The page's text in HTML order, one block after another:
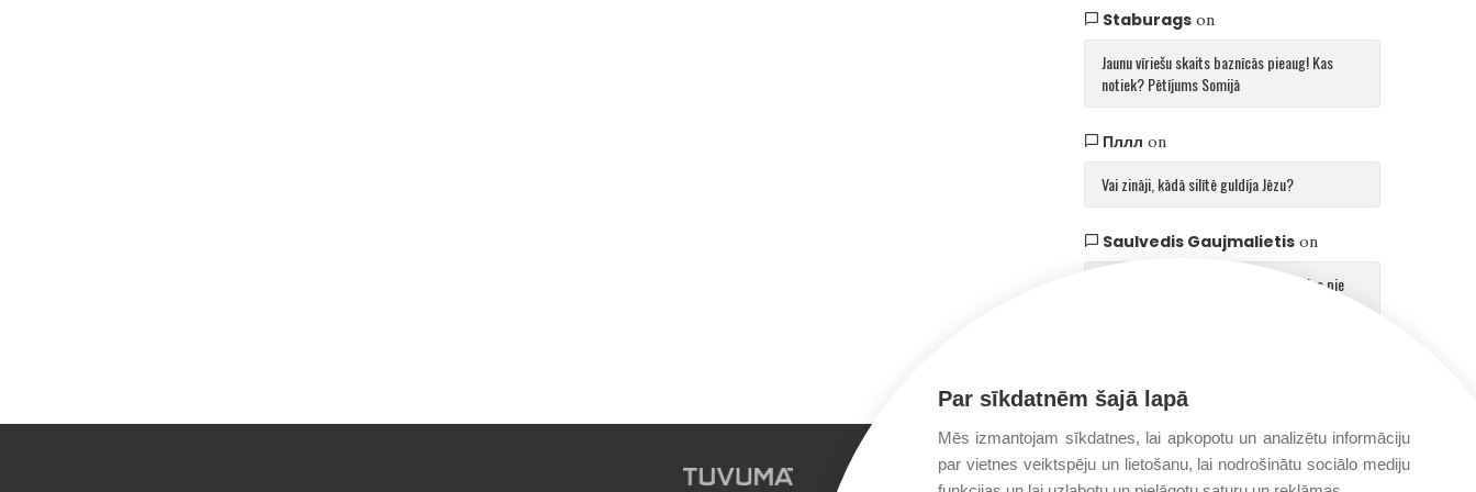
Staburagson
Jaunu vīriešu skaits baznīcās pieaug! Kas
notiek? Pētījums Somijā
Пллл on
Vai zināji, kādā silītē guldīja Jēzu?
Saulvedis Gaujmalietison
Arhibīskaps Aglonā mudina atgriezties pie
Par sīkdatnēm šajā lapā
Mēs izmantojam sīkdatnes, lai apkopotu un analizētu informāciju
par vietnes veiktspēju un lietošanu, lai nodrošinātu sociālo mediju